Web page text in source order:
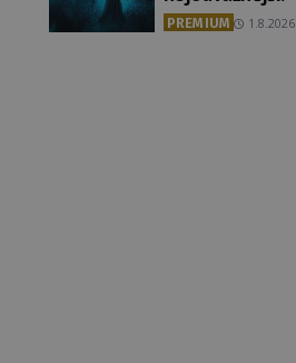
PREMIUM 1.8.2026